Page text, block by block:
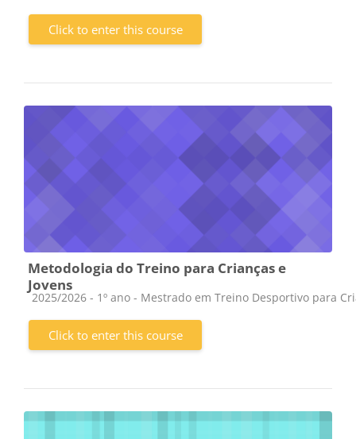
Click to enter this course
Metodologia do Treino para Crianças e
Jovens
Course category
2025/2026 - 1º ano - Mestrado em Treino Desportivo para
Click to enter this course